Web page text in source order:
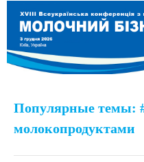
Популярные темы:
молокопродуктами